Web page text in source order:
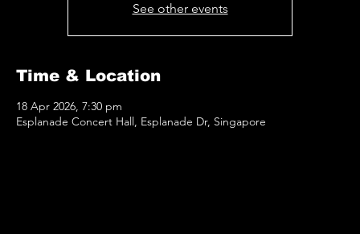
See other events
Time & Location
18 Apr 2026, 7:30 pm
Esplanade Concert Hall, Esplanade Dr, Singapore